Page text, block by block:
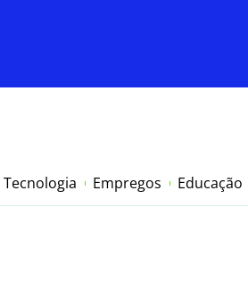
Tecnologia Empregos Educação